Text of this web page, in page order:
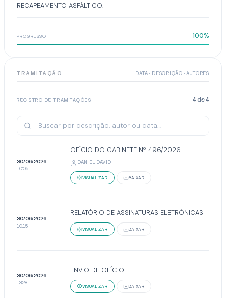
RECAPEAMENTO ASFÁLTICO.
PROGRESSO 100%
TRAMITAÇÃO DATA · DESCRIÇÃO · AUTORES
REGISTRO DE TRAMITAÇÕES 4de4
30/06/2026
10:05
OFÍCIO DO GABINETE Nº 496/2026
DANIEL DAVID
VISUALIZAR BAIXAR
30/06/2026
10:15
RELATÓRIO DE ASSINATURAS ELETRÔNICAS
VISUALIZAR BAIXAR
30/06/2026
13:28
ENVIO DE OFÍCIO
VISUALIZAR BAIXAR